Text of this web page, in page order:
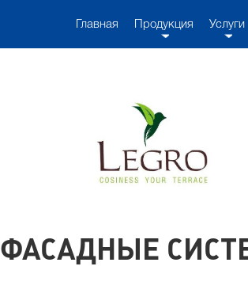
Главная Продукция Услуги
ФАСАДНЫЕ